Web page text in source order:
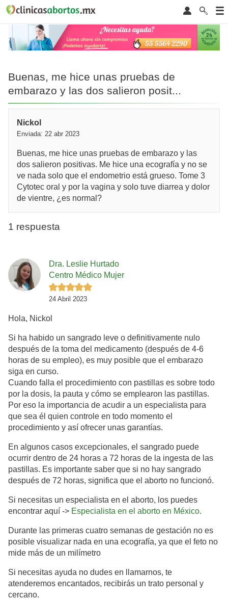
Buenas, me hice unas pruebas de
embarazo y las dos salieron posit...
Nickol
Enviada: 22 abr 2023
Buenas, me hice unas pruebas de embarazo y las
dos salieron positivas. Me hice una ecografía y no se
ve nada solo que el endometrio está grueso. Tome 3
Cytotec oral y por la vagina y solo tuve diarrea y dolor
de vientre, ¿es normal?
1 respuesta
Dra. Leslie Hurtado
Centro Médico Mujer
24 Abril 2023
Hola, Nickol
Si ha habido un sangrado leve o definitivamente nulo
después de la toma del medicamento (después de 4-6
horas de su empleo), es muy posible que el embarazo
siga en curso.
Cuando falla el procedimiento con pastillas es sobre todo
por la dosis, la pauta y cómo se emplearon las pastillas.
Por eso la importancia de acudir a un especialista para
que sea él quien controle en todo momento el
procedimiento y así ofrecer unas garantías.
En algunos casos excepcionales, el sangrado puede
ocurrir dentro de 24 horas a 72 horas de la ingesta de las
pastillas. Es importante saber que si no hay sangrado
después de 72 horas, significa que el aborto no funcionó.
Si necesitas un especialista en el aborto, los puedes
encontrar aquí -> Especialista en el aborto en México.
Durante las primeras cuatro semanas de gestación no es
posible visualizar nada en una ecografía, ya que el feto no
mide más de un milímetro
Si necesitas ayuda no dudes en llamarnos, te
atenderemos encantados, recibirás un trato personal y
cercano.